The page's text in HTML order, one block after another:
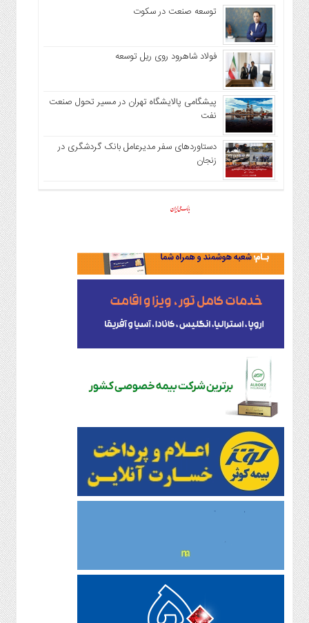
توسعه صنعت در سکوت
فولاد شاهرود روی ریل توسعه
پیشگامی پالایشگاه تهران در مسیر تحول صنعت
نفت
دستاوردهای سفر مدیرعامل بانک گردشگری در
زنجان